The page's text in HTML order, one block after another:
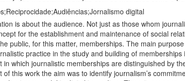
digital
is about the audience. Not just as those whom
for the establishment and maintenance of social
public, for this matter, memberships. The main
practice in the study and building of
in which journalistic memberships are distinguished by
of this work the aim was to identify journalism’s